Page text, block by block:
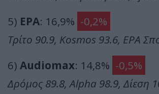
5) ΕΡΑ: 16,9% -0,2%
Τρίτο 90.9, Kosmos 93.6, ΕΡΑ
6) Audiomax: 14,8% -0,5%
Δρόμος 89.8, Alpha 98.9, Δίεση